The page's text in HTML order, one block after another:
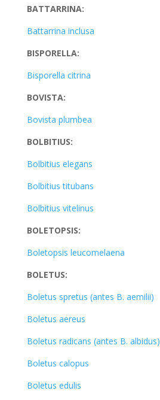
BATTARRINA:
Battarrina inclusa
BISPORELLA:
Bisporella citrina
BOVISTA:
Bovista plumbea
BOLBITIUS:
Bolbitius elegans
Bolbitius titubans
Bolbitius vitelinus
BOLETOPSIS:
Boletopsis leucomelaena
BOLETUS:
Boletus spretus (antes B. aemilii)
Boletus aereus
Boletus radicans (antes B. albidus)
Boletus calopus
Boletus edulis